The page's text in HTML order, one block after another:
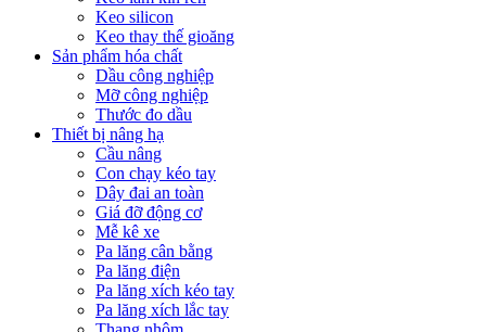
Keo silicon
Keo thay thế gioăng
Sản phẩm hóa chất
Dầu công nghiệp
Mỡ công nghiệp
Thước đo dầu
Thiết bị nâng hạ
Cầu nâng
Con chạy kéo tay
Dây đai an toàn
Giá đỡ động cơ
Mễ kê xe
Pa lăng cân bằng
Pa lăng điện
Pa lăng xích kéo tay
Pa lăng xích lắc tay